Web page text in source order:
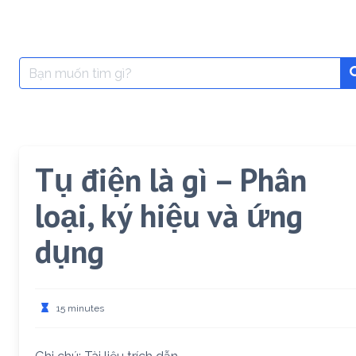
Search
for:
Tụ điện là gì – Phân
loại, ký hiệu và ứng
dụng
15 minutes